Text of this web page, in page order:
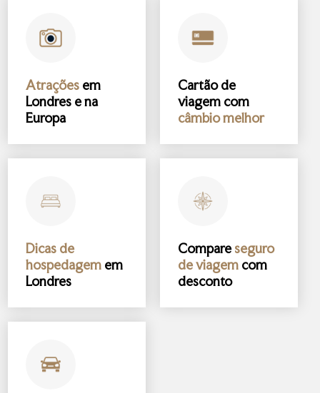
Atrações em
Londres e na
Europa
Cartão de
viagem com
câmbio melhor
Dicas de
hospedagem em
Londres
Compareseguro
de viagem com
desconto